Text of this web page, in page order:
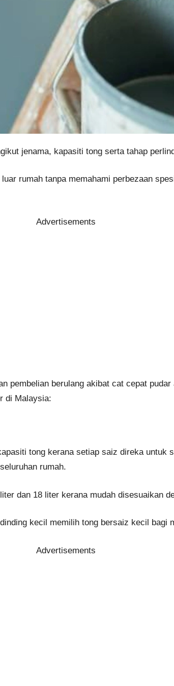
jenama, kapasiti tong serta tahap
rumah tanpa memahami perbezaan
Advertisements
pembelian berulang akibat cat cepat
di Malaysia:
tong kerana setiap saiz direka untuk
rumah.
dan 18 liter kerana mudah disesuaikan
kecil memilih tong bersaiz kecil bagi
Advertisements